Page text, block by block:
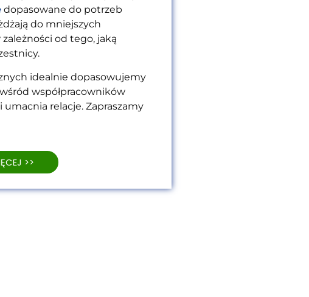
dopasowane do potrzeb
do mniejszych
od tego, jaką
idealnie dopasowujemy
współpracowników
relacje. Zapraszamy
>>